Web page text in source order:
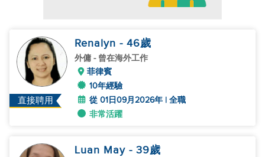
直接聘用
Renalyn - 46歲
外傭 - 曾在海外工作
菲律賓
10年經驗
從 01日09月2026年 | 全職
非常活躍
Luan May - 39歲